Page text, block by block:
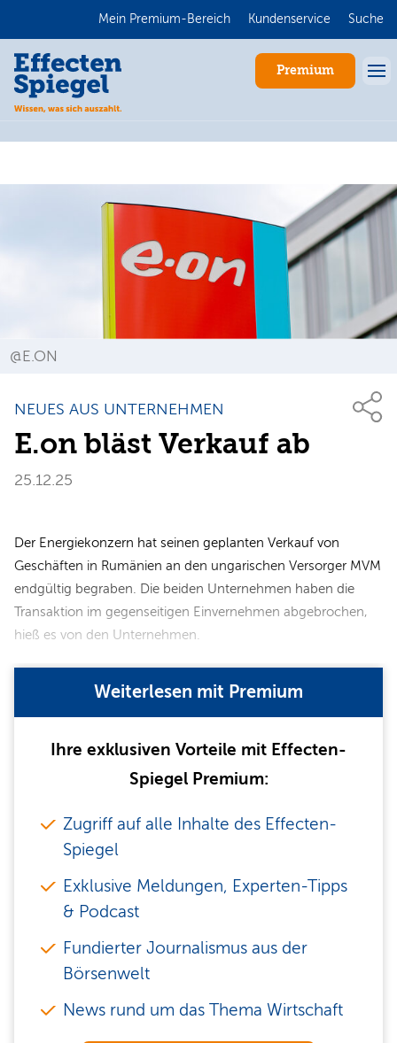
Mein Premium-Bereich Kundenservice Suche
Premium
@E.ON
NEUES AUS UNTERNEHMEN
E.on bläst Verkauf ab
25.12.25
Der Energiekonzern hat seinen geplanten Verkauf von
Geschäften in Rumänien an den ungarischen Versorger MVM
endgültig begraben. Die beiden Unternehmen haben die
Transaktion im gegenseitigen Einvernehmen abgebrochen,
hieß es von den Unternehmen.
Weiterlesen mit Premium
Ihre exklusiven Vorteile mit Effecten-
Spiegel Premium:
Zugriff auf alle Inhalte des Effecten-
Spiegel
Exklusive Meldungen, Experten-Tipps
& Podcast
Fundierter Journalismus aus der
Börsenwelt
News rund um das Thema Wirtschaft
Anmelden